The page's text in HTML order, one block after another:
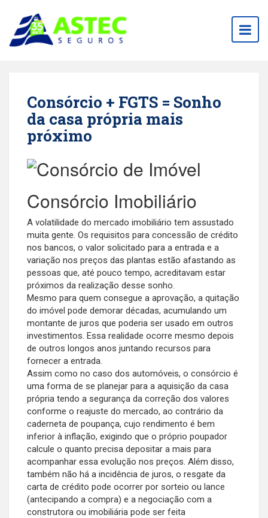
Consórcio + FGTS = Sonho
da casa própria mais
próximo
Consórcio Imobiliário
A volatilidade do mercado imobiliário tem assustado
muita gente. Os requisitos para concessão de crédito
nos bancos, o valor solicitado para a entrada e a
variação nos preços das plantas estão afastando as
pessoas que, até pouco tempo, acreditavam estar
próximos da realização desse sonho.
Mesmo para quem consegue a aprovação, a quitação
do imóvel pode demorar décadas, acumulando um
montante de juros que poderia ser usado em outros
investimentos. Essa realidade ocorre mesmo depois
de outros longos anos juntando recursos para
fornecer a entrada.
Assim como no caso dos automóveis, o consórcio é
uma forma de se planejar para a aquisição da casa
própria tendo a segurança da correção dos valores
conforme o reajuste do mercado, ao contrário da
caderneta de poupança, cujo rendimento é bem
inferior à inflação, exigindo que o próprio poupador
calcule o quanto precisa depositar a mais para
acompanhar essa evolução nos preços. Além disso,
também não há a incidência de juros, o resgate da
carta de crédito pode ocorrer por sorteio ou lance
(antecipando a compra) e a negociação com a
construtora ou imobiliária pode ser feita